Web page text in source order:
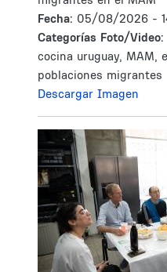
Fecha: 05/08/2026 -
Categorías Foto/Video:
cocina uruguay, MAM,
poblaciones migrantes
Descargar Imagen